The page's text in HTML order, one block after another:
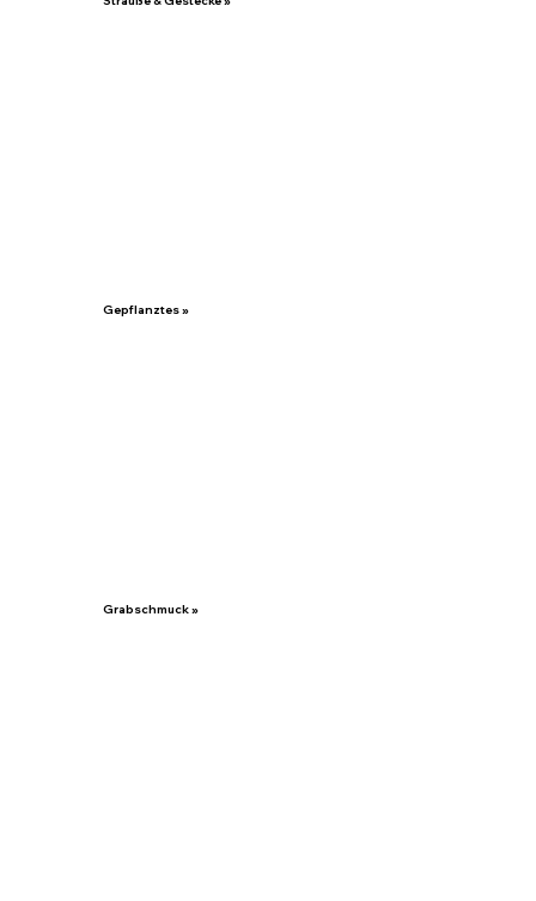
Gepflanztes »
Grabschmuck »